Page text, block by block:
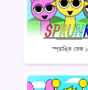
স্প্রাঙ্কি ফেজ ১